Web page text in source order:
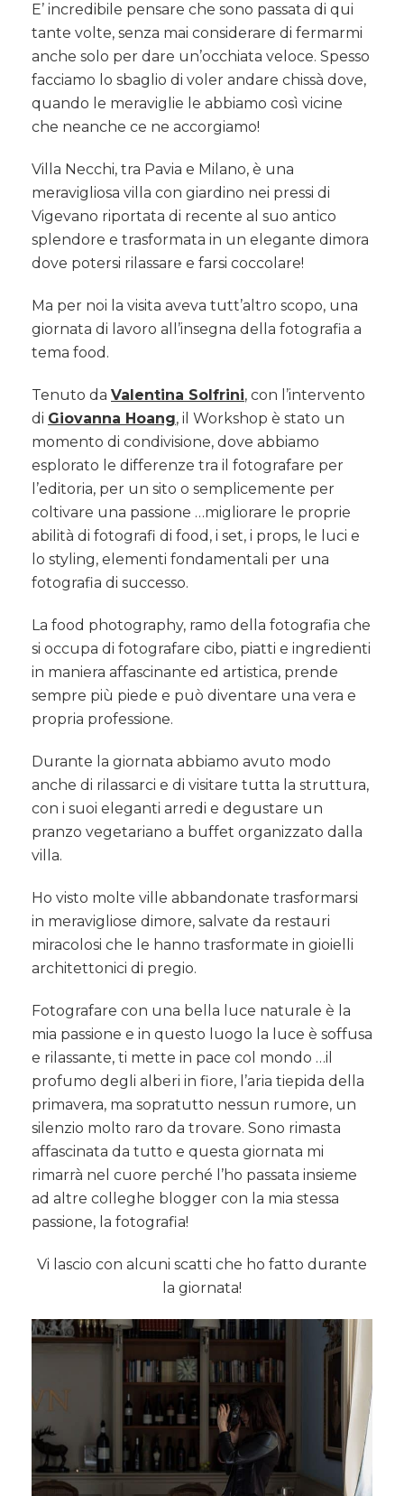
E’ incredibile pensare che sono passata di qui
tante volte, senza mai considerare di fermarmi
anche solo per dare un’occhiata veloce. Spesso
facciamo lo sbaglio di voler andare chissà dove,
quando le meraviglie le abbiamo così vicine
che neanche ce ne accorgiamo!
Villa Necchi, tra Pavia e Milano, è una
meravigliosa villa con giardino nei pressi di
Vigevano riportata di recente al suo antico
splendore e trasformata in un elegante dimora
dove potersi rilassare e farsi coccolare!
Ma per noi la visita aveva tutt’altro scopo, una
giornata di lavoro all’insegna della fotografia a
tema food.
Tenuto da Valentina Solfrini, con l’intervento
di Giovanna Hoang, il Workshop è stato un
momento di condivisione, dove abbiamo
esplorato le differenze tra il fotografare per
l’editoria, per un sito o semplicemente per
coltivare una passione …migliorare le proprie
abilità di fotografi di food, i set, i props, le luci e
lo styling, elementi fondamentali per una
fotografia di successo.
La food photography, ramo della fotografia che
si occupa di fotografare cibo, piatti e ingredienti
in maniera affascinante ed artistica, prende
sempre più piede e può diventare una vera e
propria professione.
Durante la giornata abbiamo avuto modo
anche di rilassarci e di visitare tutta la struttura,
con i suoi eleganti arredi e degustare un
pranzo vegetariano a buffet organizzato dalla
villa.
Ho visto molte ville abbandonate trasformarsi
in meravigliose dimore, salvate da restauri
miracolosi che le hanno trasformate in gioielli
architettonici di pregio.
Fotografare con una bella luce naturale è la
mia passione e in questo luogo la luce è soffusa
e rilassante, ti mette in pace col mondo …il
profumo degli alberi in fiore, l’aria tiepida della
primavera, ma sopratutto nessun rumore, un
silenzio molto raro da trovare. Sono rimasta
affascinata da tutto e questa giornata mi
rimarrà nel cuore perché l’ho passata insieme
ad altre colleghe blogger con la mia stessa
passione, la fotografia!
Vi lascio con alcuni scatti che ho fatto durante
la giornata!